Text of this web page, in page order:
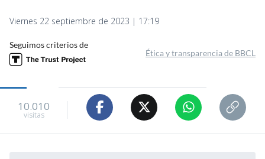
Viernes 22 septiembre de 2023 | 17:19
Seguimos criterios de
Ética y transparencia de BBCL
10.010
visitas